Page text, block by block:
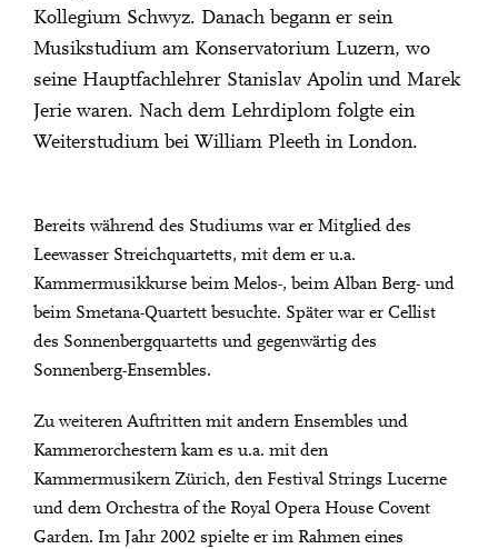
Kollegium Schwyz. Danach begann er sein
Musikstudium am Konservatorium Luzern, wo
seine Hauptfachlehrer Stanislav Apolin und Marek
Jerie waren. Nach dem Lehrdiplom folgte ein
Weiterstudium bei William Pleeth in London.
Bereits während des Studiums war er Mitglied des
Leewasser Streichquartetts, mit dem er u.a.
Kammermusikkurse beim Melos-, beim Alban Berg- und
beim Smetana-Quartett besuchte. Später war er Cellist
des Sonnenbergquartetts und gegenwärtig des
Sonnenberg-Ensembles.
Zu weiteren Auftritten mit andern Ensembles und
Kammerorchestern kam es u.a. mit den
Kammermusikern Zürich, den Festival Strings Lucerne
und dem Orchestra of the Royal Opera House Covent
Garden. Im Jahr 2002 spielte er im Rahmen eines